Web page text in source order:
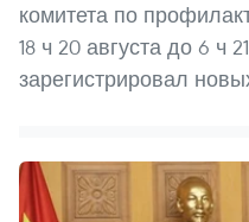
комитета по
18 ч 20 августа до 6 ч
зарегистрировал